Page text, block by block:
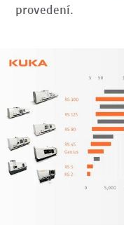
provedení.